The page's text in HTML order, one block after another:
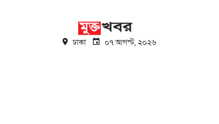
ঢাকা ০৭ আগস্ট, ২০২৬